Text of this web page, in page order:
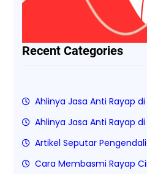
Recent Categories
Ahlinya Jasa Anti Rayap
Ahlinya Jasa Anti Rayap
Artikel Seputar
Cara Membasmi Rayap